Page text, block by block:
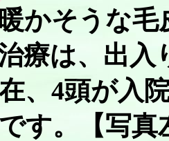
かそうな
療は、出
、4頭が入
す。【写真